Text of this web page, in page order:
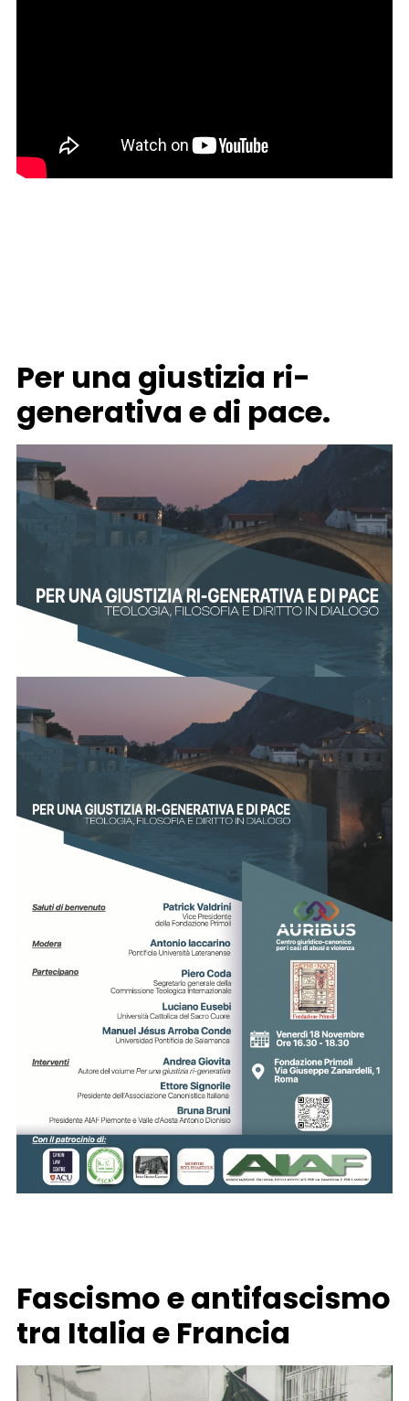
Per una giustizia ri-
generativa e di pace.
Fascismo e antifascismo
tra Italia e Francia